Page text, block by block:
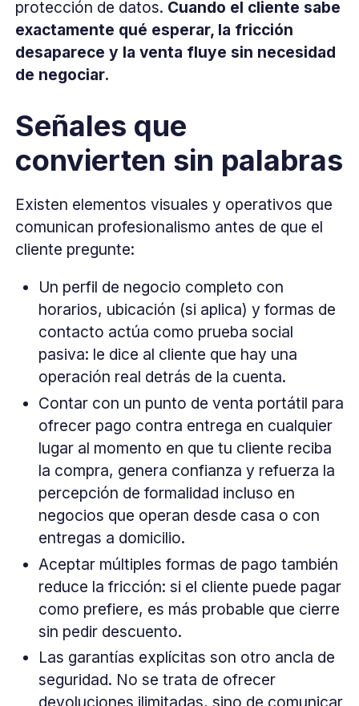
protección de datos. Cuando el cliente sabe
exactamente qué esperar, la fricción
desaparece y la venta fluye sin necesidad
de negociar.
Señales que
convierten sin palabras
Existen elementos visuales y operativos que
comunican profesionalismo antes de que el
cliente pregunte:
Un perfil de negocio completo con
horarios, ubicación (si aplica) y formas de
contacto actúa como prueba social
pasiva: le dice al cliente que hay una
operación real detrás de la cuenta.
Contar con un punto de venta portátil para
ofrecer pago contra entrega en cualquier
lugar al momento en que tu cliente reciba
la compra, genera confianza y refuerza la
percepción de formalidad incluso en
negocios que operan desde casa o con
entregas a domicilio.
Aceptar múltiples formas de pago también
reduce la fricción: si el cliente puede pagar
como prefiere, es más probable que cierre
sin pedir descuento.
Las garantías explícitas son otro ancla de
seguridad. No se trata de ofrecer